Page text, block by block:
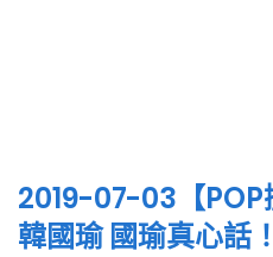
2019-07-03【
韓國瑜 國瑜真心話！